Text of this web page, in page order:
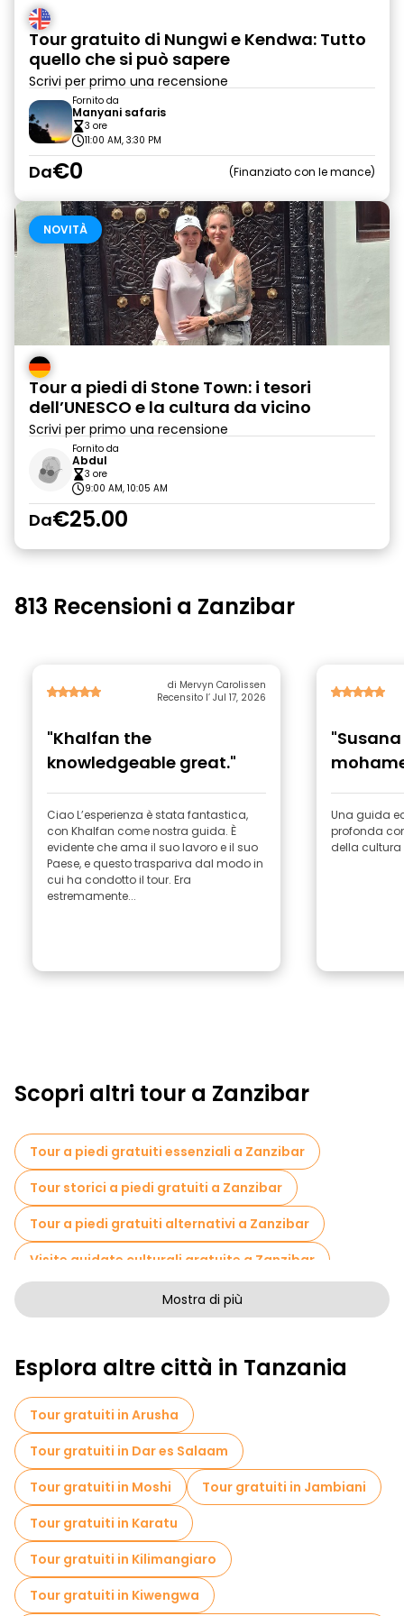
Tour gratuito di Nungwi e Kendwa: Tutto
quello che si può sapere
Scrivi per primo una recensione
Fornito da
Manyani safaris
3 ore
11:00 AM, 3:30 PM
Da€0 Finanziato con le mance
NOVITÀ
Tour a piedi di Stone Town: i tesori
dell’UNESCO e la cultura da vicino
Scrivi per primo una recensione
Fornito da
Abdul
3 ore
9:00 AM, 10:05 AM
Da€25.00
813 Recensioni a Zanzibar
di Mervyn Carolissen
Recensito l’ Jul 17, 2026
"Khalfan the
knowledgeable great."
Ciao L’esperienza è stata fantastica,
con Khalfan come nostra guida. È
evidente che ama il suo lavoro e il suo
Paese, e questo traspariva dal modo in
cui ha condotto il tour. Era
estremamente...
Una guida
profonda
della cultura
Scopri altri tour a Zanzibar
Tour a piedi gratuiti essenziali a Zanzibar
Tour storici a piedi gratuiti a Zanzibar
Tour a piedi gratuiti alternativi a Zanzibar
Visite guidate culturali gratuite a Zanzibar
Tour a piedi gratuiti per famiglie a Zanzibar
Crociere in Zanzibar
Musei in Zanzibar
Visita gratuita del centro storico Zanzibar
Tour per piccoli gruppi in Zanzibar
Visite al mercato in Zanzibar
Tour di degustazione locali in Zanzibar
Gite giornaliere gratuite a Zanzibar
Tour in bicicletta a Zanzibar
Mostra di più
Esplora altre città in Tanzania
Tour gratuiti in Arusha
Tour gratuiti in Dar es Salaam
Tour gratuiti in Moshi
Tour gratuiti in Jambiani
Tour gratuiti in Karatu
Tour gratuiti in Kilimangiaro
Tour gratuiti in Kiwengwa